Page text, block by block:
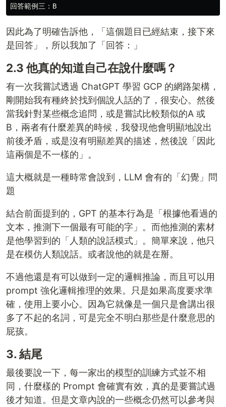
因此為了明確告訴他，「這個題目已經結束，接下來
是回答」，所以我加了「回答：」
2.3 他真的知道自己在說什麼嗎？
有一次我嘗試透過 ChatGPT 學習 GCP 的網路架構，
剛開始我有種終於找到個說人話的了，很安心。然後
當我針對某些概念追問，或是嘗試比較類似的A 或
B，兩者有什麼差異的時候，我發現他會明顯地說出
前後矛盾，或是沒有明顯差異的描述，然後說「因此
這兩個是不一樣的」。
這大概就是一種時常會說到，LLM 會有的「幻覺」問
題
結合前面提到的，GPT 的基本行為是「根據他看過的
文本，推測下一個最有可能的字」。而他推測的素材
是他學習到的「人類的說話模式」。簡單來說，他只
是在模仿人類說話。或者說他的就是在掰。
不過他還是有可以做到一定的邏輯推論，而且可以用
prompt 強化邏輯推理的效果。只是如果高度要求準
確，使用上要小心。因為它就像是一個只是會講出很
多了不起的名詞，可是完全不明白那些是什麼意思的
屁孩。
3. 結尾
最後要說一下，每一家出的模型的訓練方式並不相
同，什麼樣的 Prompt 會確實有效，真的是要嘗試過
後才知道。但是文章內說的一些概念仍然可以參考與